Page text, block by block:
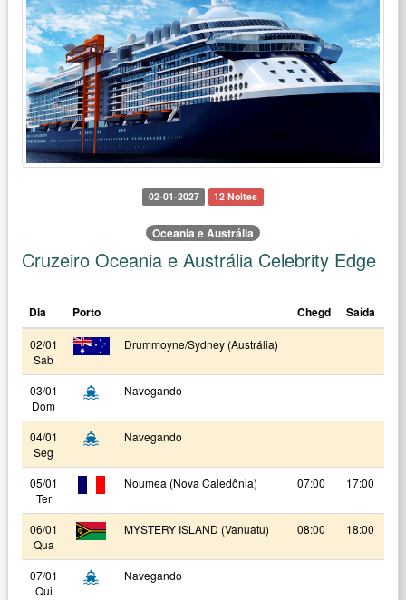
02-01-2027 12 Noites
Oceania e Austrália
Cruzeiro Oceania e Austrália Celebrity Edge
Dia Porto Chegd Saída
02/01
Sab
Drummoyne/Sydney (Austrália)
03/01
Dom
Navegando
04/01
Seg
Navegando
05/01
Ter
Noumea (Nova Caledônia) 07:00 17:00
06/01
Qua
MYSTERY ISLAND (Vanuatu) 08:00 18:00
07/01
Qui
Navegando